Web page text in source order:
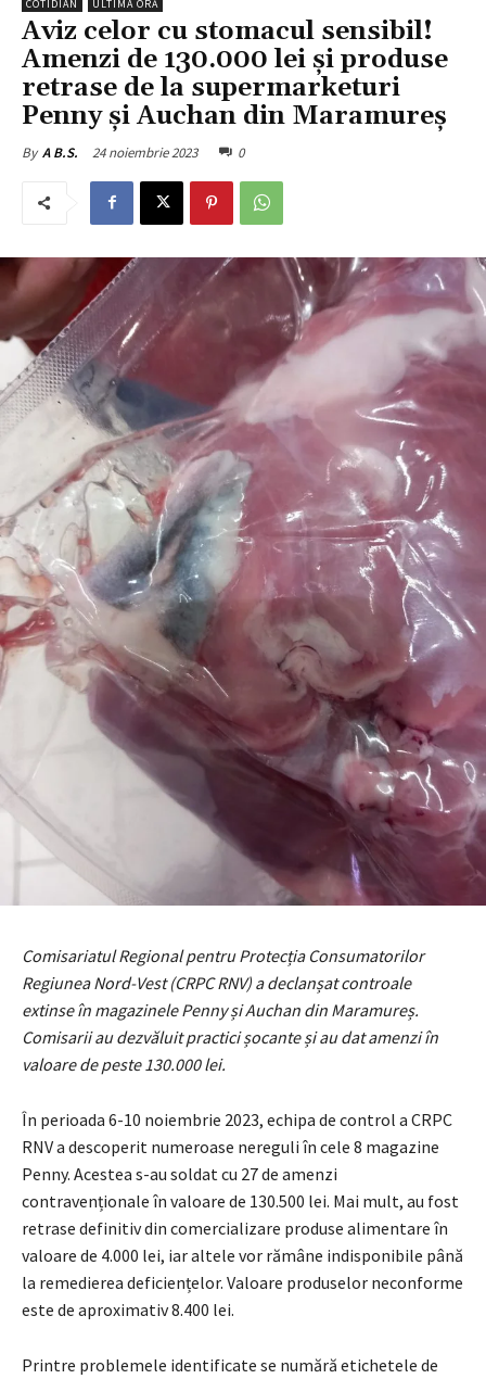
COTIDIAN ULTIMA ORĂ
Aviz celor cu stomacul sensibil!
Amenzi de 130.000 lei și produse
retrase de la supermarketuri
Penny și Auchan din Maramureș
By A B.S. 24 noiembrie 2023 0
Comisariatul Regional pentru Protecția Consumatorilor
Regiunea Nord-Vest (CRPC RNV) a declanșat controale
extinse în magazinele Penny și Auchan din Maramureș.
Comisarii au dezvăluit practici șocante și au dat amenzi în
valoare de peste 130.000 lei.
În perioada 6-10 noiembrie 2023, echipa de control a CRPC
RNV a descoperit numeroase nereguli în cele 8 magazine
Penny. Acestea s-au soldat cu 27 de amenzi
contravenționale în valoare de 130.500 lei. Mai mult, au fost
retrase definitiv din comercializare produse alimentare în
valoare de 4.000 lei, iar altele vor rămâne indisponibile până
la remedierea deficiențelor. Valoare produselor neconforme
este de aproximativ 8.400 lei.
Printre problemele identificate se numără etichetele de